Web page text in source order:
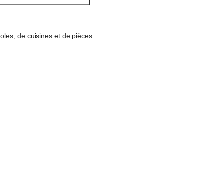
de cuisines et de pièces